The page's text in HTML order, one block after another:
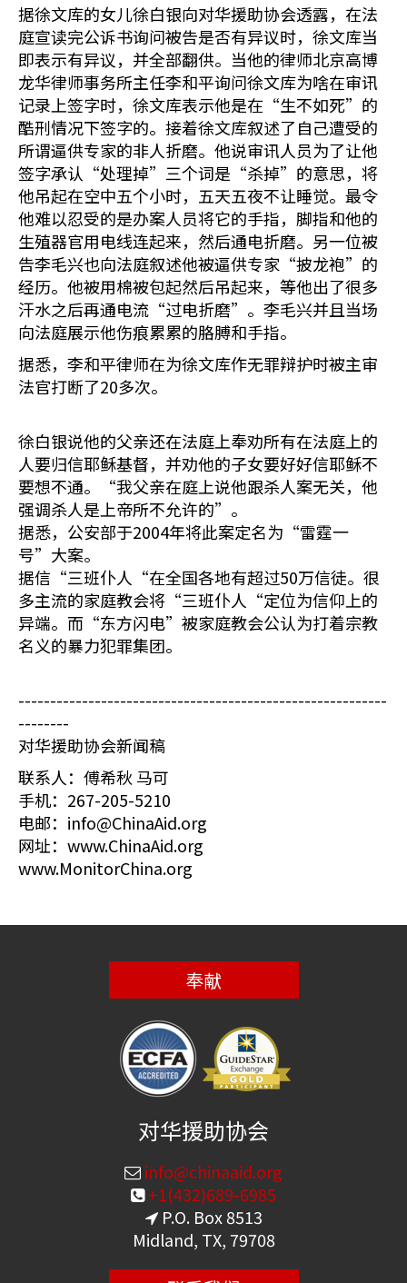
据徐文库的女儿徐白银向对华援助协会透露，在法
庭宣读完公诉书询问被告是否有异议时，徐文库当
即表示有异议，并全部翻供。当他的律师北京高博
龙华律师事务所主任李和平询问徐文库为啥在审讯
记录上签字时，徐文库表示他是在“生不如死”的
酷刑情况下签字的。接着徐文库叙述了自己遭受的
所谓逼供专家的非人折磨。他说审讯人员为了让他
签字承认“处理掉”三个词是“杀掉”的意思，将
他吊起在空中五个小时，五天五夜不让睡觉。最令
他难以忍受的是办案人员将它的手指，脚指和他的
生殖器官用电线连起来，然后通电折磨。另一位被
告李毛兴也向法庭叙述他被逼供专家“披龙袍”的
经历。他被用棉被包起然后吊起来，等他出了很多
汗水之后再通电流“过电折磨”。李毛兴并且当场
向法庭展示他伤痕累累的胳膊和手指。
据悉，李和平律师在为徐文库作无罪辩护时被主审
法官打断了20多次。
徐白银说他的父亲还在法庭上奉劝所有在法庭上的
人要归信耶稣基督，并劝他的子女要好好信耶稣不
要想不通。“我父亲在庭上说他跟杀人案无关，他
强调杀人是上帝所不允许的”。
据悉，公安部于2004年将此案定名为“雷霆一
号”大案。
据信“三班仆人“在全国各地有超过50万信徒。很
多主流的家庭教会将“三班仆人“定位为信仰上的
异端。而“东方闪电”被家庭教会公认为打着宗教
名义的暴力犯罪集团。
----------------------------------------------------------
--------
对华援助协会新闻稿
联系人：傅希秋 马可
手机：267-205-5210
电邮：info@ChinaAid.org
网址：www.ChinaAid.org
www.MonitorChina.org
奉献
对华援助协会
info@chinaaid.org
+1(432)689-6985
P.O. Box 8513
Midland, TX, 79708